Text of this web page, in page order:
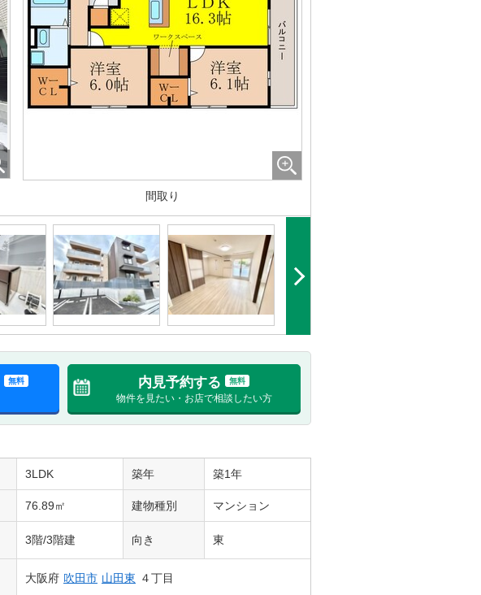
間取り
無料 内見予約する 無料
物件を見たい・お店で相談したい方
3LDK 築年 築1年
76.89㎡ 建物種別 マンション
3階/3階建 向き 東
大阪府 吹田市 山田東 ４丁目